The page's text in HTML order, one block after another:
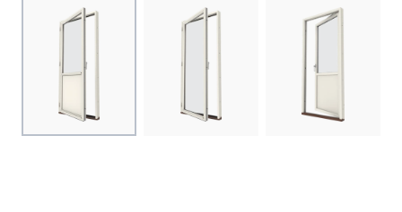
Choose image Choose image Choose image